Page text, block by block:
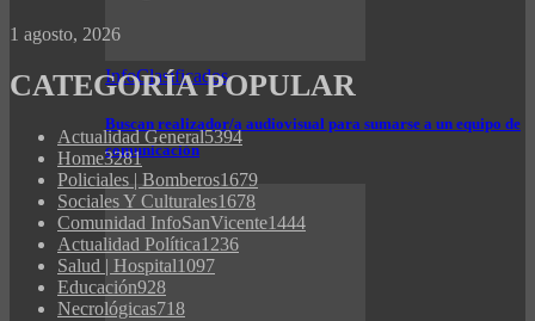
InfoClasificados
Buscan realizador/a audiovisual para sumarse a un equipo de
comunicación
1 agosto, 2026
CATEGORÍA POPULAR
Actualidad General5394
Home3281
Policiales | Bomberos1679
Sociales Y Culturales1678
Comunidad InfoSanVicente1444
Actualidad Política1236
Salud | Hospital1097
Educación928
Necrológicas718